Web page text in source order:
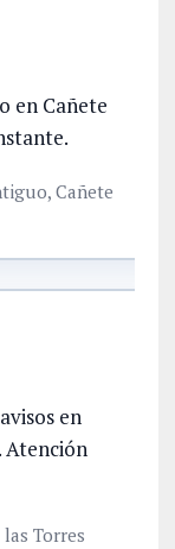
en Cañete
Cañete
en
Atención
Torres